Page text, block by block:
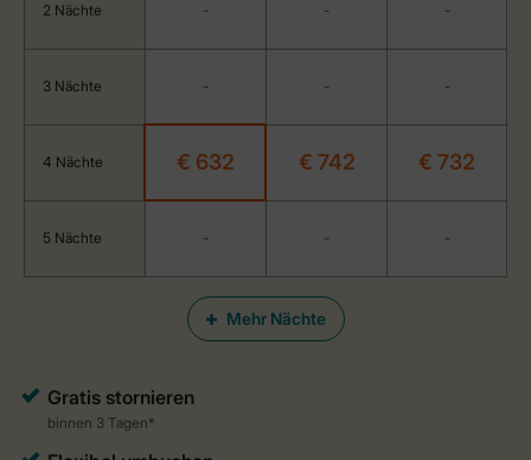
Mehr Nächte
2 Nächte - - -
3 Nächte - - -
4 Nächte € 632 € 742 € 732
5 Nächte - - -